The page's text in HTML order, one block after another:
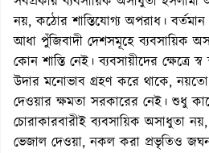
নয়, কঠোর শাস্তিযোগ্য অপরাধ।
আধা পুঁজিবাদী দেশসমূহে ব্যবসায়িক
কোন শাস্তি নেই। ব্যবসায়ীদের ক্ষেত্রে
উদার মনোভাব গ্রহণ করে থাকে, নয়তো
দেওয়ার ক্ষমতা সরকারের নেই। শুধু
চোরাকারবারীই ব্যবসায়িক অসাধুতা
ভেজাল দেওয়া, নকল করা প্রভৃতিও